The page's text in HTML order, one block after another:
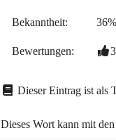
Bekanntheit: 36%
Bewertungen:
Dieser Eintrag ist als
Dieses Wort kann mit